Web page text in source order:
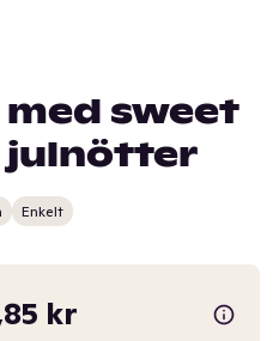
sweet
julnötter
Enkelt
kr